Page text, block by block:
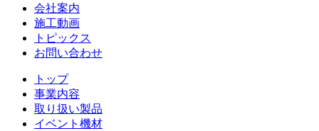
会社案内
施工動画
トピックス
お問い合わせ
トップ
事業内容
取り扱い製品
イベント機材